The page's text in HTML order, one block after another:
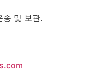
송 및 보관.